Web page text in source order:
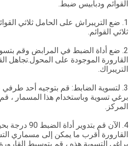
القوائم ودبابيس ضبط.
1. ضع التريبراش على الحامل ثلاثي
ثلاثي القوائم.
2. ضع أداة الضبط في المرابض وقم
القارورة الموجودة على المحول.تجاهل
التريبراك.
3. لتسوية الضابط: قم بتوجيه أحد طرفي
برغي تسوية وباستخدام هذا المسمار ،
المركز.
4. الآن قم
القارورة أقرب ما يمكن إلى مسماري
براغي التسوية هذه ، قم بتوسيط